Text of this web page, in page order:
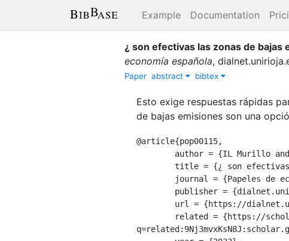
Example Documentation
¿ son efectivas las zonas de
economía española,
Paper abstract bibtex
Esto exige respuestas rápidas
de bajas emisiones son una
@article{pop00115,